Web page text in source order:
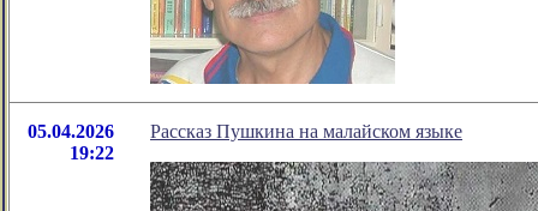
05.04.2026
19:22
Рассказ Пушкина на малайском языке